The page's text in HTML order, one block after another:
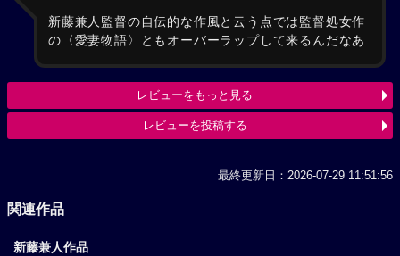
新藤兼人監督の自伝的な作風と云う点では監督処女作
の〈愛妻物語〉ともオーバーラップして来るんだなあ
レビューをもっと見る
レビューを投稿する
最終更新日：2026-07-29 11:51:56
関連作品
新藤兼人作品